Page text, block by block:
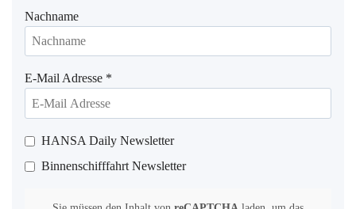
Nachname
E-Mail Adresse *
HANSA Daily Newsletter
Binnenschifffahrt Newsletter